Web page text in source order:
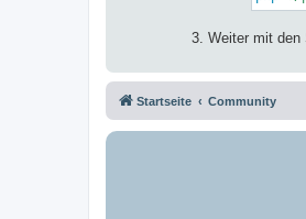
Weiter mit den
Startseite Community